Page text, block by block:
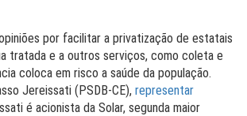
por facilitar a privatização de estatais
tratada e a outros serviços, como coleta e
coloca em risco a saúde da população.
Jereissati (PSDB-CE), representar
é acionista da Solar, segunda maior